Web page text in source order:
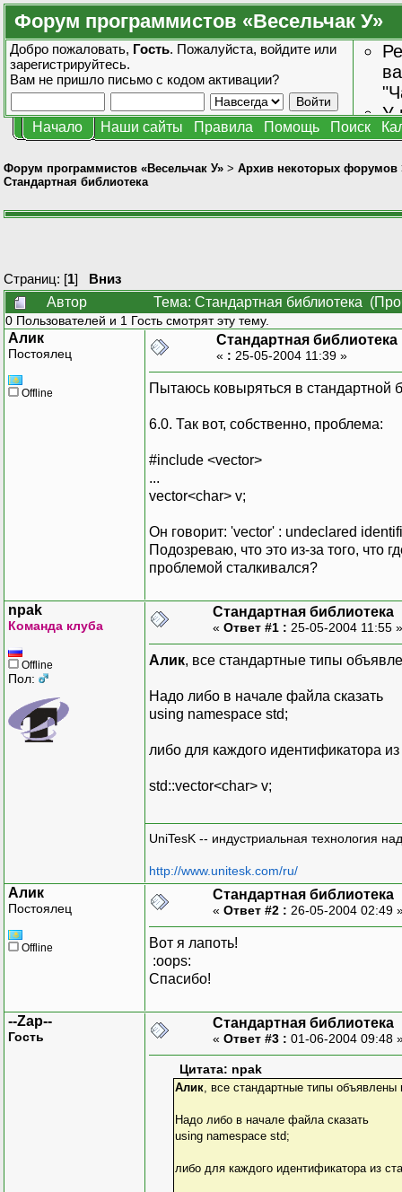
Форум программистов «Весельчак У»
Добро пожаловать, Гость. Пожалуйста, войдите или
зарегистрируйтесь.
Вам не пришло письмо с кодом активации?
У
Начало Наши сайты Правила Помощь Поиск
Форум программистов «Весельчак У» > Архив некоторых форумов
Стандартная библиотека
Страниц: [1] Вниз
Автор
Тема: Стандартная библиотека
0 Пользователей и 1 Гость смотрят эту тему.
Алик
Постоялец
Offline
Стандартная библиотека
« : 25-05-2004 11:39 »
Пытаюсь ковыряться в стандартной
6.0. Так вот, собственно, проблема:
#include <vector>
...
vector<char> v;
Он говорит: 'vector' : undeclared
Подозреваю, что это из-за того, что
проблемой сталкивался?
npak
Команда клуба
Offline
Пол:
Стандартная библиотека
« Ответ #1 : 25-05-2004 11:55
Алик, все стандартные типы
Надо либо в начале файла сказать
using namespace std;
либо для каждого идентификатора
std::vector<char> v;
UniTesK -- индустриальная технология
http://www.unitesk.com/ru/
Алик
Постоялец
Offline
Стандартная библиотека
« Ответ #2 : 26-05-2004 02:49
Вот я лапоть!
:oops:
Спасибо!
--Zap--
Гость
Стандартная библиотека
« Ответ #3 : 01-06-2004 09:48
Цитата: npak
Алик, все стандартные типы объявлены
Надо либо в начале файла сказать
using namespace std;
либо для каждого идентификатора из